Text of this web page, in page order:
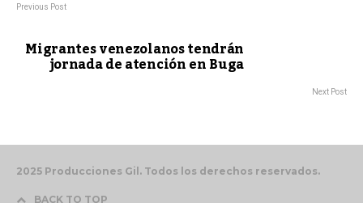
Previous Post
Migrantes venezolanos tendrán
jornada de atención en Buga
Next Post
2025 Producciones Gil. Todos los derechos reservados.
BACK TO TOP